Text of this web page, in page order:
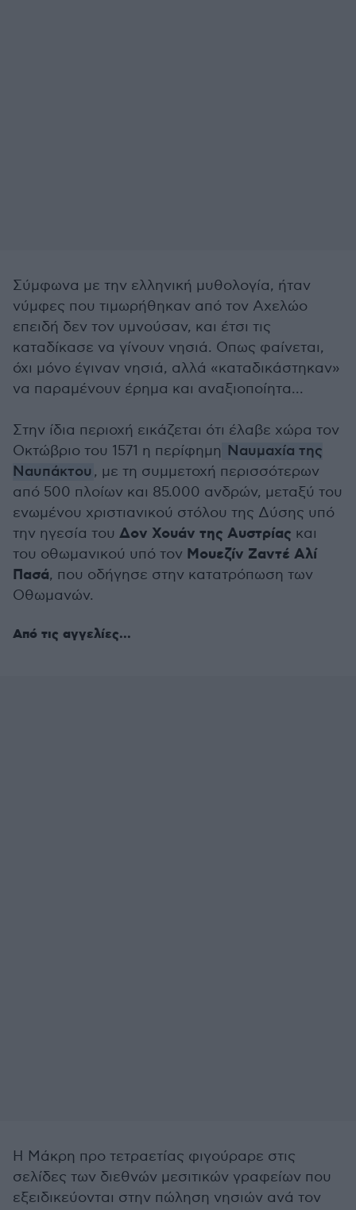
Σύμφωνα με την ελληνική μυθολογία, ήταν
νύμφες που τιμωρήθηκαν από τον Αχελώο
επειδή δεν τον υμνούσαν, και έτσι τις
καταδίκασε να γίνουν νησιά. Οπως φαίνεται,
όχι μόνο έγιναν νησιά, αλλά «καταδικάστηκαν»
να παραμένουν έρημα και αναξιοποίητα...
Στην ίδια περιοχή εικάζεται ότι έλαβε χώρα τον
Οκτώβριο του 1571 η περίφημη Ναυμαχία της
Ναυπάκτου , με τη συμμετοχή περισσότερων
από 500 πλοίων και 85.000 ανδρών, μεταξύ του
ενωμένου χριστιανικού στόλου της Δύσης υπό
την ηγεσία του Δον Χουάν της Αυστρίας και
του οθωμανικού υπό τον Μουεζίν Ζαντέ Αλί
Πασά, που οδήγησε στην κατατρόπωση των
Οθωμανών.
Από τις αγγελίες...
Η Μάκρη προ τετραετίας φιγούραρε στις
σελίδες των διεθνών μεσιτικών γραφείων που
εξειδικεύονται στην πώληση νησιών ανά τον